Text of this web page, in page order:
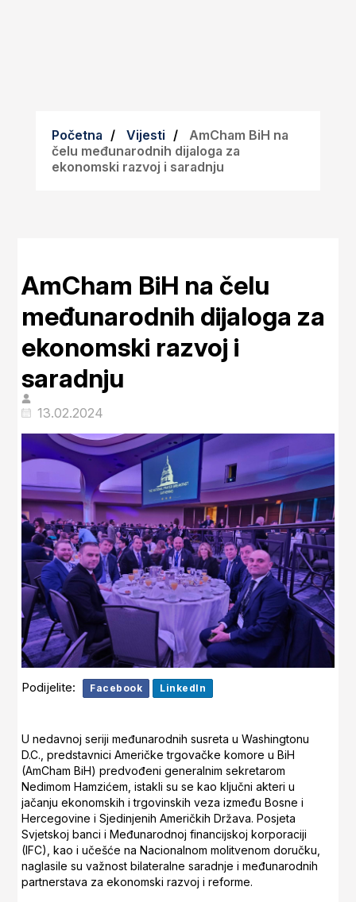
Početna Vijesti
AmCham BiH na
čelu međunarodnih dijaloga za
ekonomski razvoj i saradnju
AmCham BiH na čelu
međunarodnih dijaloga za
ekonomski razvoj i
saradnju
13.02.2024
Podijelite: Facebook LinkedIn
U nedavnoj seriji međunarodnih susreta u Washingtonu
D.C., predstavnici Američke trgovačke komore u BiH
(AmCham BiH) predvođeni generalnim sekretarom
Nedimom Hamzićem, istakli su se kao ključni akteri u
jačanju ekonomskih i trgovinskih veza između Bosne i
Hercegovine i Sjedinjenih Američkih Država. Posjeta
Svjetskoj banci i Međunarodnoj financijskoj korporaciji
(IFC), kao i učešće na Nacionalnom molitvenom doručku,
naglasile su važnost bilateralne saradnje i međunarodnih
partnerstava za ekonomski razvoj i reforme.